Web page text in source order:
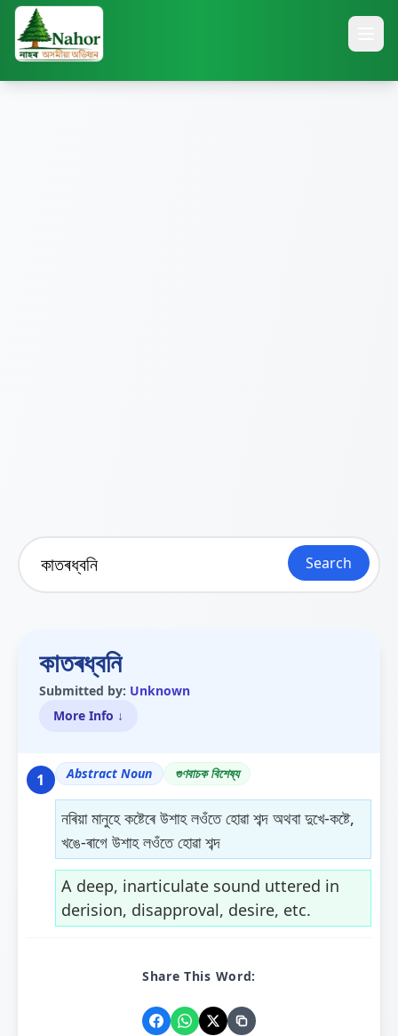
Search
কাতৰধ্বনি
Submitted by: Unknown
More Info ↓
1 Abstract Noun গুণবাচক বিশেষ্য
নৰিয়া মানুহে কষ্টেৰে উশাহ লওঁতে হোৱা শব্দ অথবা দুখে-কষ্টে,
খঙে-ৰাগে উশাহ লওঁতে হোৱা শব্দ
A deep, inarticulate sound uttered in
derision, disapproval, desire, etc.
Share This Word: